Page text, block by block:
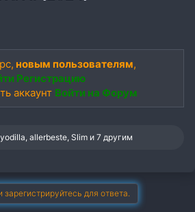
новым пользователям,
Регистрацию
аккаунт Войти на Форум
,allerbeste, Slim и 7 другим
зарегистрируйтесь для ответа.